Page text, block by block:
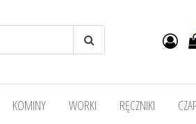
KOMINY WORKI RĘCZNIKI